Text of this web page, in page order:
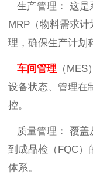
生产管理： 这是
MRP（物料需求
理，确保生产计划
车间管理 （
设备状态、管理在
控。
质量管理： 覆盖
到成品检（FQC）
体系。